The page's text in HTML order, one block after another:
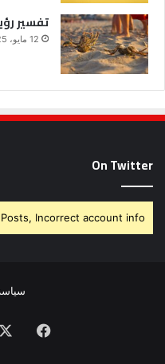
تفسير
12 مايو، 2025
On Twitter
Incorrect account info.